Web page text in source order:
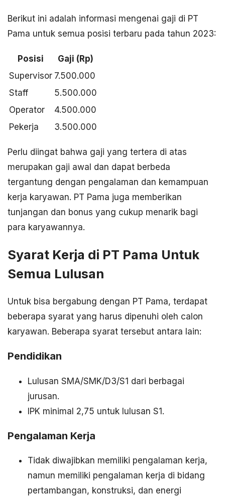
Berikut ini adalah informasi mengenai gaji di PT
Pama untuk semua posisi terbaru pada tahun 2023:
Posisi
Gaji (Rp)
Supervisor 7.500.000
Staff
5.500.000
Operator
4.500.000
Pekerja
3.500.000
Perlu diingat bahwa gaji yang tertera di atas
merupakan gaji awal dan dapat berbeda
tergantung dengan pengalaman dan kemampuan
kerja karyawan. PT Pama juga memberikan
tunjangan dan bonus yang cukup menarik bagi
para karyawannya.
Syarat Kerja di PT Pama Untuk
Semua Lulusan
Untuk bisa bergabung dengan PT Pama, terdapat
beberapa syarat yang harus dipenuhi oleh calon
karyawan. Beberapa syarat tersebut antara lain:
Pendidikan
Lulusan SMA/SMK/D3/S1 dari berbagai
jurusan.
IPK minimal 2,75 untuk lulusan S1.
Pengalaman Kerja
Tidak diwajibkan memiliki pengalaman kerja,
namun memiliki pengalaman kerja di bidang
pertambangan, konstruksi, dan energi